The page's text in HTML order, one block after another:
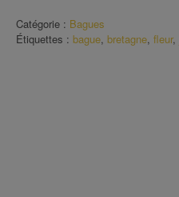
et
encore
Catégorie : Bagues
Étiquettes : bague, bretagne, fleur,